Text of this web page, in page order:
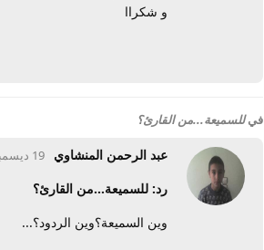
و شكراا
فيللسميعة...من القارئ؟
عبد الرحمن المنشاوي 19 ديسمبر 2009
رد: للسميعة...من القارئ؟
وين السميعة؟وين الردود؟...